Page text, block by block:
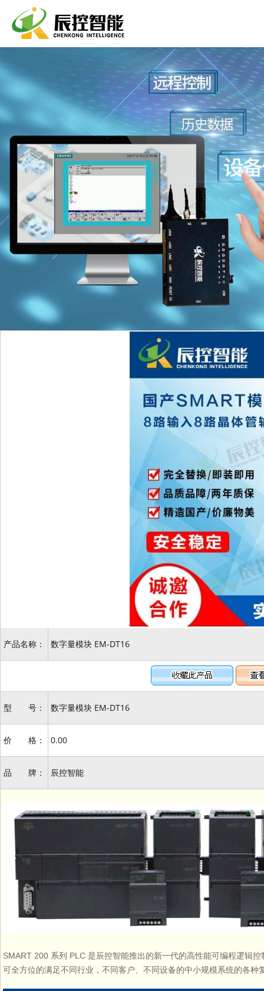
产品名称： 数字量模块 EM-DT16
型 号： 数字量模块 EM-DT16
价 格： 0.00
品 牌： 辰控智能
SMART 200 系列 PLC 是辰控智能推出的新一代的高性能可编程逻辑
可全方位的满足不同行业，不同客户、不同设备的中小规模系统的各种